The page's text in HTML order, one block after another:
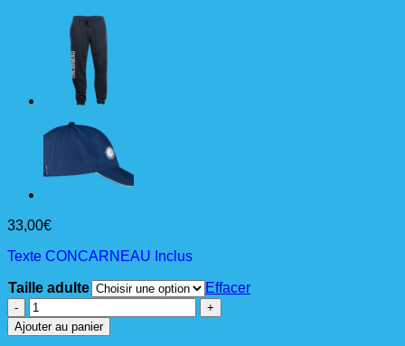
33,00€
Texte CONCARNEAU Inclus
Taille adulte
Effacer
quantité
de
PANTALON
Ajouter au panier